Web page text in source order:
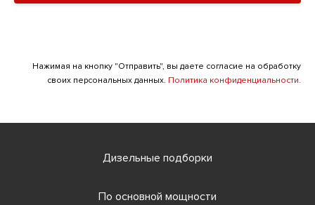
Нажимая на кнопку "Отправить", вы даете согласие на обработку
своих персональных данных. Политика конфиденциальности.
Дизельные подборки
По основной мощности